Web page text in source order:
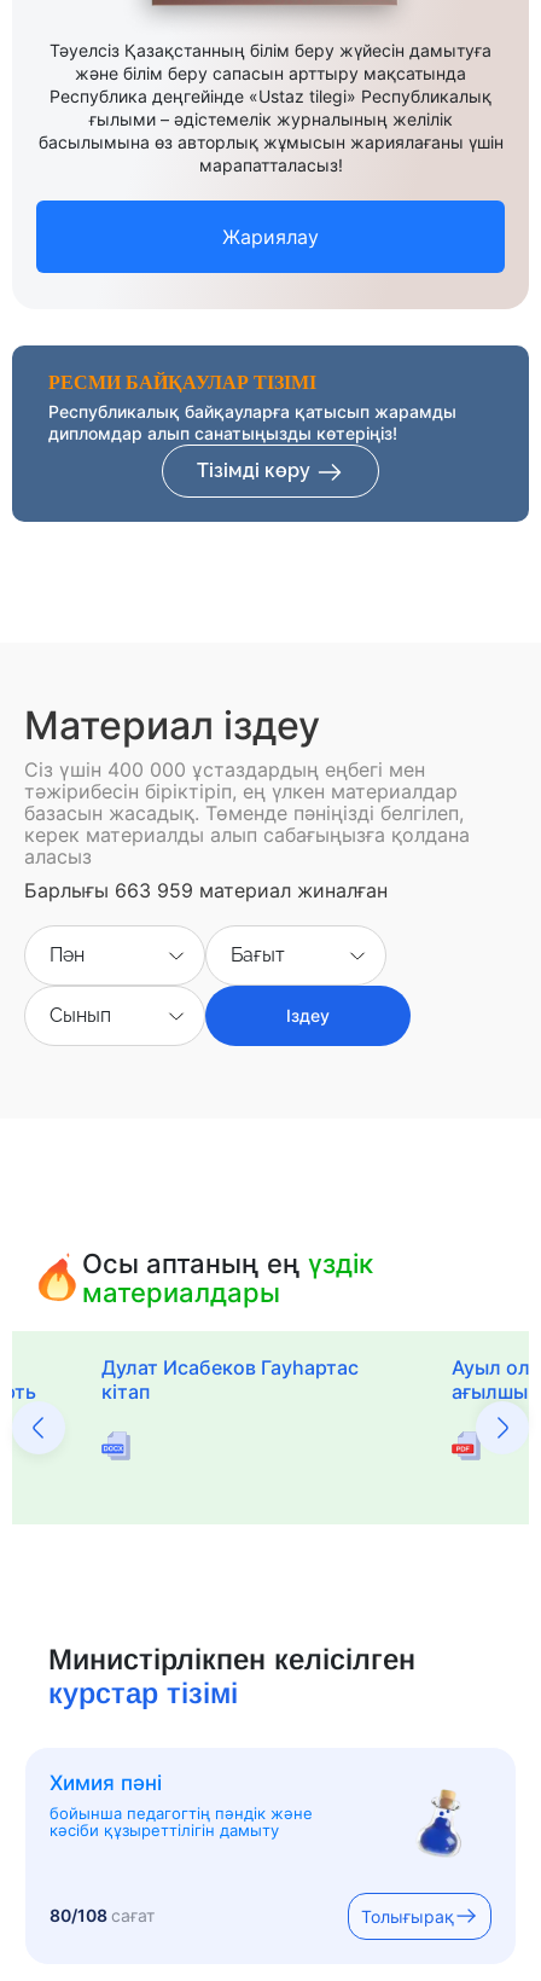
Тәуелсіз Қазақстанның білім беру жүйесін дамытуға
және білім беру сапасын арттыру мақсатында
Республика деңгейінде «Ustaz tilegi» Республикалық
ғылыми – әдістемелік журналының желілік
басылымына өз авторлық жұмысын жариялағаны үшін
марапатталасыз!
Жариялау
РЕСМИ БАЙҚАУЛАР ТІЗІМІ
Республикалық байқауларға қатысып жарамды
дипломдар алып санатыңызды көтеріңіз!
Тізімді көру
Материал іздеу
Сіз үшін 400 000 ұстаздардың еңбегі мен
тәжірибесін біріктіріп, ең үлкен материалдар
базасын жасадық. Төменде пәніңізді белгілеп,
керек материалды алып сабағыңызға қолдана
аласыз
Барлығы 663 959 материал жиналған
Пән Бағыт
Сынып Іздеу
Осы аптаның еңүздік
материалдары
Дулат Исабеков Гауһартас
кітап
Ауыл
ағылшын
Министірлікпен келісілген
курстар тізімі
Химия пәні
бойынша педагогтің пәндік және
кәсіби құзыреттілігін дамыту
80/108сағат Толығырақ